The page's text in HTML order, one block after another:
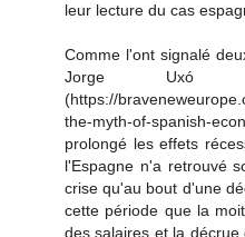
leur lecture du cas
Comme l'ont signalé
Jorge Uxó
(https://
the-myth-of-spanish-
prolongé les effets
l'Espagne n'a retrouvé
crise qu'au bout d'une
cette période que la
des salaires et la